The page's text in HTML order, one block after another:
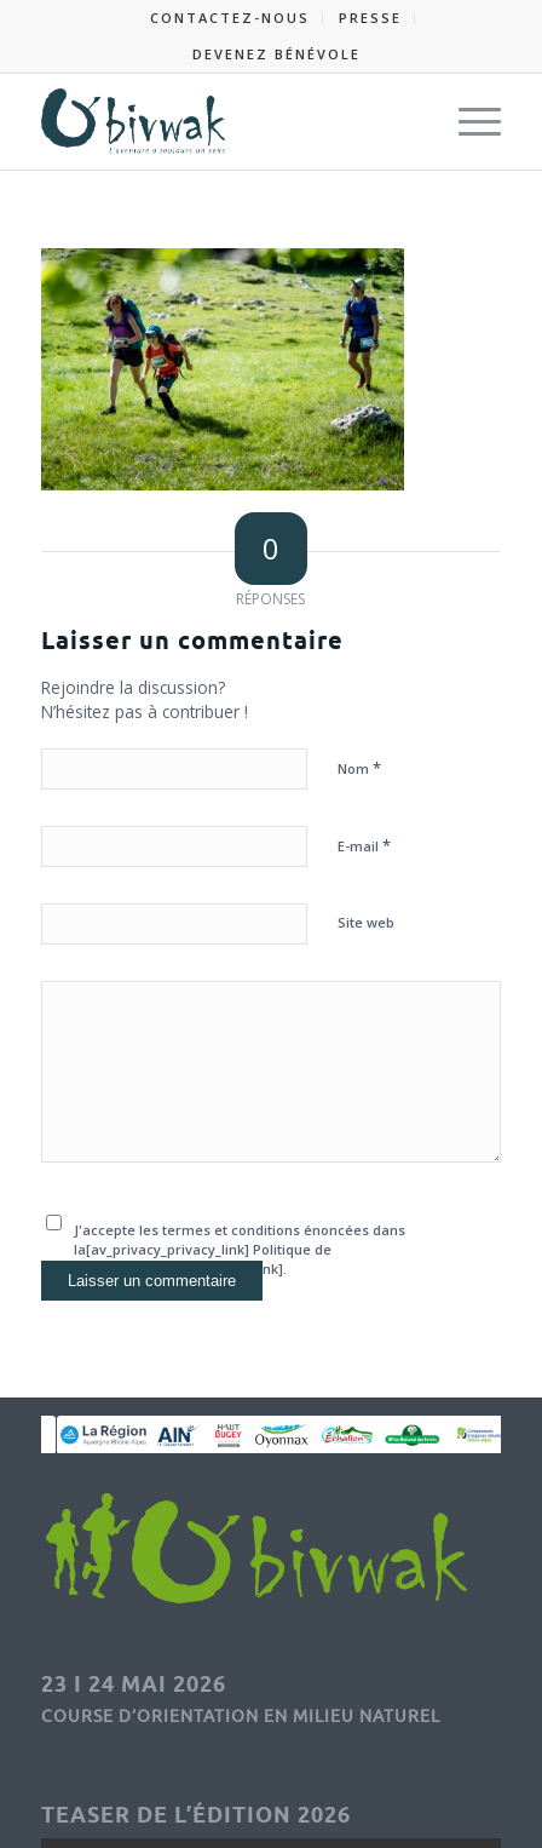
CONTACTEZ-NOUS
PRESSE
DEVENEZ BÉNÉVOLE
0
RÉPONSES
Laisser un commentaire
Rejoindre la discussion?
N’hésitez pas à contribuer !
Nom *
E-mail *
Site web
J'accepte les termes et conditions énoncées dans
la[av_privacy_privacy_link] Politique de
confidentialité[/av_privacy_link].
23 I 24 MAI 2026
COURSE D’ORIENTATION EN MILIEU NATUREL
TEASER DE L’ÉDITION 2026